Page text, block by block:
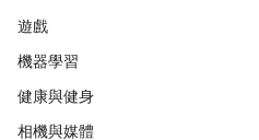
遊戲
機器學習
健康與健身
相機與媒體